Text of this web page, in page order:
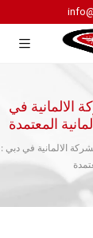
الالمانية في
المعتمدة
الالمانية في دبي :